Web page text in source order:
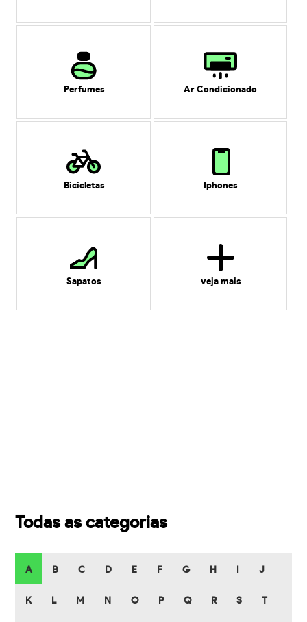
Perfumes Ar Condicionado
Bicicletas Iphones
Sapatos veja mais
Todas as categorias
A B C D E F G H J
K L M N O P Q R S T